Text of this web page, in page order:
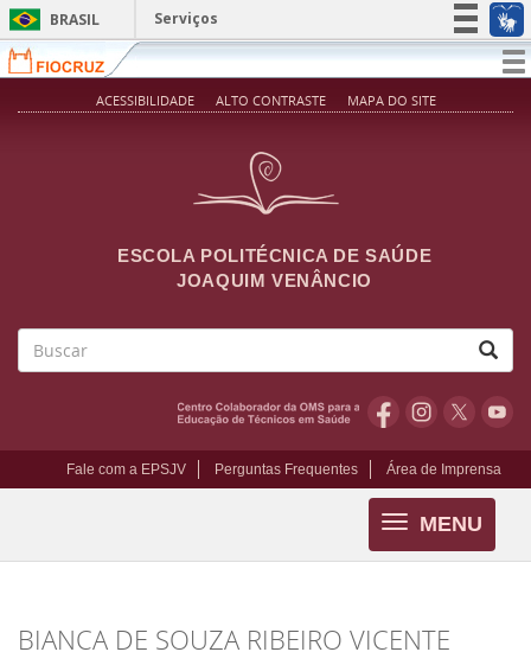
Pular para o conteúdo principal
BRASIL
Serviços
Simplifique!
Participe
ACESSIBILIDADE ALTO CONTRASTE MAPA DO SITE
ESCOLA POLITÉCNICA DE SAÚDE
JOAQUIM VENÂNCIO
Fale com a EPSJV Perguntas Frequentes Área de Imprensa
MENU
Toggle
navigation
BIANCA DE SOUZA RIBEIRO VICENTE